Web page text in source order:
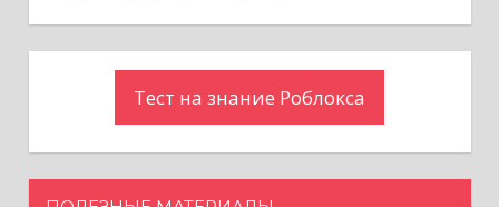
Тест на знание Роблокса